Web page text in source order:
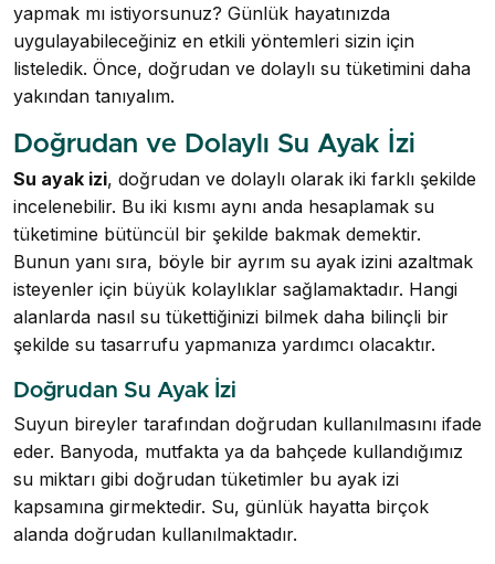
yapmak mı istiyorsunuz? Günlük hayatınızda
uygulayabileceğiniz en etkili yöntemleri sizin için
listeledik. Önce, doğrudan ve dolaylı su tüketimini daha
yakından tanıyalım.
Doğrudan ve Dolaylı Su Ayak İzi
Su ayak izi, doğrudan ve dolaylı olarak iki farklı şekilde
incelenebilir. Bu iki kısmı aynı anda hesaplamak su
tüketimine bütüncül bir şekilde bakmak demektir.
Bunun yanı sıra, böyle bir ayrım su ayak izini azaltmak
isteyenler için büyük kolaylıklar sağlamaktadır. Hangi
alanlarda nasıl su tükettiğinizi bilmek daha bilinçli bir
şekilde su tasarrufu yapmanıza yardımcı olacaktır.
Doğrudan Su Ayak İzi
Suyun bireyler tarafından doğrudan kullanılmasını ifade
eder. Banyoda, mutfakta ya da bahçede kullandığımız
su miktarı gibi doğrudan tüketimler bu ayak izi
kapsamına girmektedir. Su, günlük hayatta birçok
alanda doğrudan kullanılmaktadır.